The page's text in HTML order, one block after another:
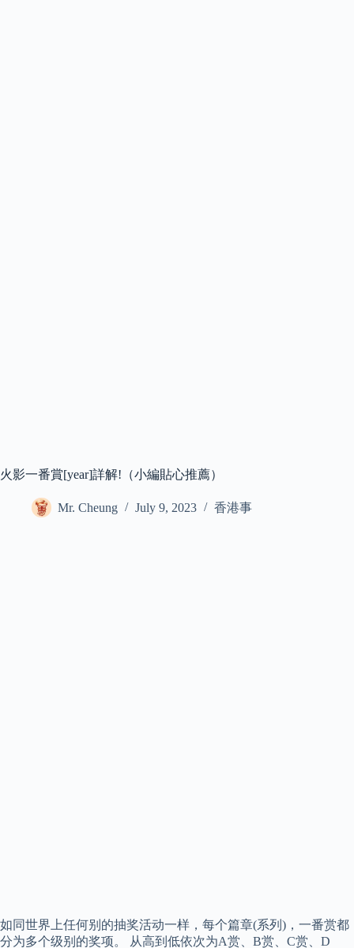
火影一番賞[year]詳解!（小編貼心推薦）
Mr. Cheung July 9, 2023 香港事
如同世界上任何别的抽奖活动一样，每个篇章(系列)，一番赏都
分为多个级别的奖项。 从高到低依次为A赏、B赏、C赏、D